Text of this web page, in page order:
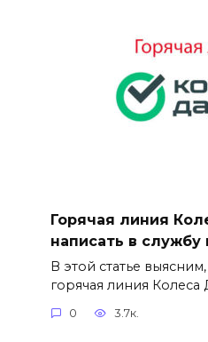
Горячая линия
написать в
В этой статье
горячая линия Колеса
0 3.7к.